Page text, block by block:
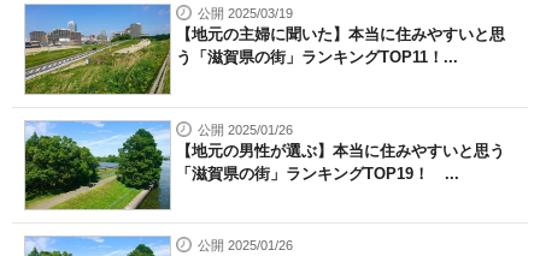
公開 2025/03/19
【地元の主婦に聞いた】本当に住みやすいと思
う「滋賀県の街」ランキングTOP11！...
公開 2025/01/26
【地元の男性が選ぶ】本当に住みやすいと思う
「滋賀県の街」ランキングTOP19！ ...
公開 2025/01/26